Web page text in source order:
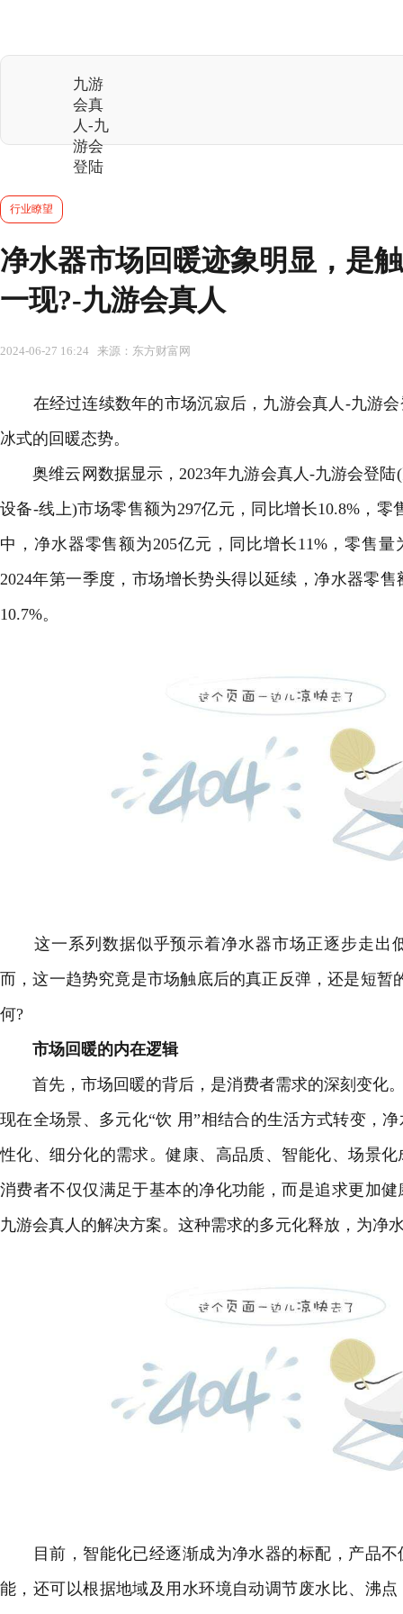
九游
会真
人-九
游会
登陆
行业瞭望
净水器市场回暖迹象明显，是
一现?-九游会真人
2024-06-27 16:24 来源：东方财富网
在经过连续数年的市场沉寂后， 九游会真人-九游
冰式的回暖态势。
奥维云网数据显示，2023年九游会真人-九游会登陆
设备-线上)市场零售额为297亿元，同比增长10.8%，零
中，净水器零售额为205亿元，同比增长11%，零售
2024年第一季度，市场增长势头得以延续，净水器零
10.7%。
这一系列数据似乎预示着净水器市场正逐步走出
而，这一趋势究竟是市场触底后的真正反弹，还是短暂
何?
市场回暖的内在逻辑
首先，市场回暖的背后，是消费者需求的深刻变化。
现在全场景、多元化“饮 用”相结合的生活方式转变，
性化、细分化的需求。健康、高品质、智能化、场景
消费者不仅仅满足于基本的净化功能，而是追求更加
九游会真人的解决方案。这种需求的多元化释放，为净
目前，智能化已经逐渐成为净水器的标配，产品不
能，还可以根据地域及用水环境自动调节废水比、沸